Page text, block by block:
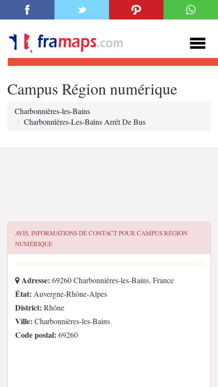
Campus Région numérique
Charbonnières-les-Bains
Charbonni̇ères-Les-Bai̇ns Arrêt De Bus
AVIS, INFORMATIONS DE CONTACT POURCAMPUS RÉGION
NUMÉRIQUE
Adresse: 69260 Charbonnières-les-Bains, France
État: Auvergne-Rhône-Alpes
District: Rhône
Ville: Charbonnières-les-Bains
Code postal: 69260